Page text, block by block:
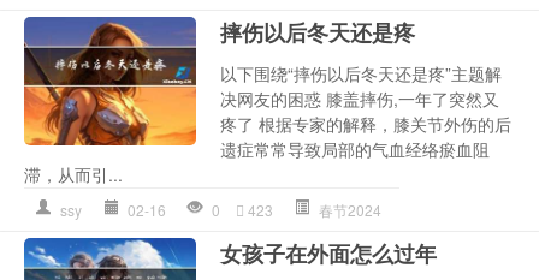
摔伤以后冬天还是疼
以下围绕“摔伤以后冬天还是疼”主题解
决网友的困惑 膝盖摔伤,一年了突然又
疼了 根据专家的解释，膝关节外伤的后
遗症常常导致局部的气血经络瘀血阻
滞，从而引...
ssy 02-16 0 423 春节2024
女孩子在外面怎么过年